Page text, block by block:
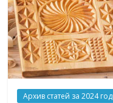
Архив статей за 2024 год